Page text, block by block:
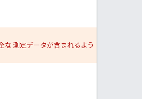
な 測定データが含まれるよう